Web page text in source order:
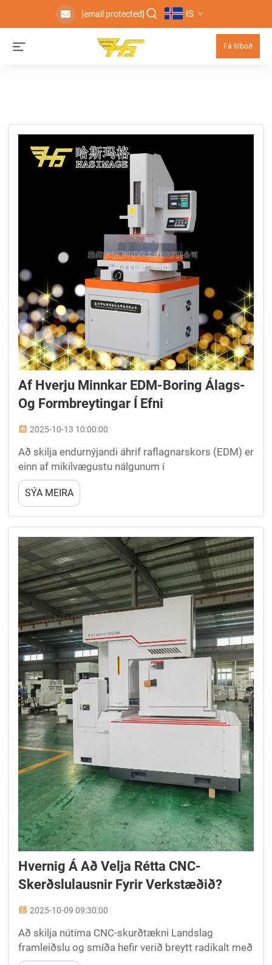
[email protected] IS
Fá tilboð
Af Hverju Minnkar EDM-Boring Álags-
Og Formbreytingar Í Efni
2025-10-13 10:00:00
Að skilja endurnýjandi áhrif raflagnarskors (EDM) er
einn af mikilvægustu nálgunum í
nútímavinnslutækni. Þessi flókið vinnsluaðferð hefir
breytt því hvernig iðjan nær í fyrir...
SÝA MEIRA
Hvernig Á Að Velja Rétta CNC-
Skerðslulausnir Fyrir Verkstæðið?
2025-10-09 09:30:00
Að skilja nútíma CNC-skurðtækni Landslag
framleiðslu og smíða hefir verið breytt radikalt með
CNC-skurðlausnum, sem hafa breytt því hvernig